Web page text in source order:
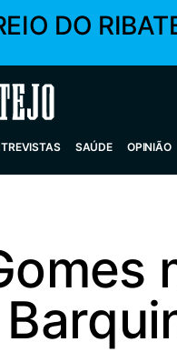
DO
SAÚDE OPINIÃO